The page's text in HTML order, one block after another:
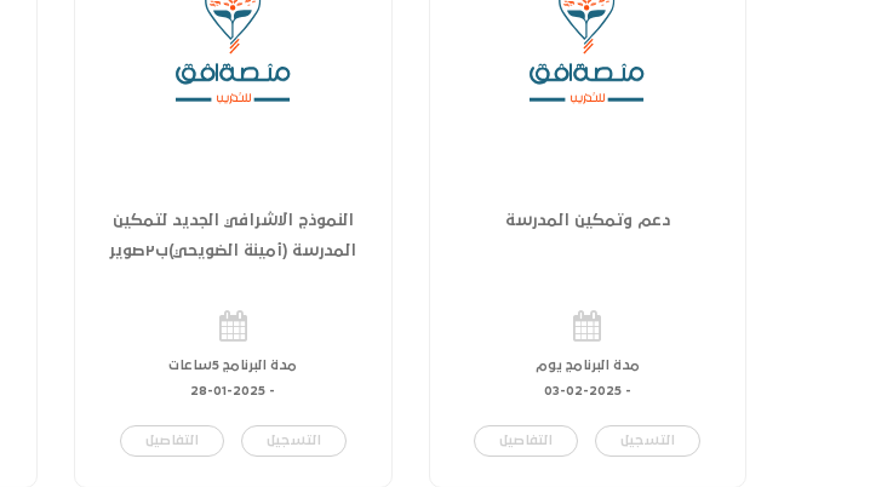
دعم وتمكين المدرسة
مدة البرنامج يوم
-
03-02-2025
التسجيل التفاصيل
النموذج الاشرافي الجديد لتمكين
المدرسة (أمينة الضويحي)ب٢صوير
مدة البرنامج 5ساعات
-
28-01-2025
التسجيل التفاصيل